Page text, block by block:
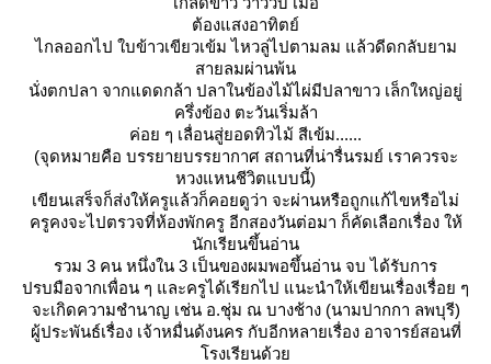
ต้องแสงอาทิตย์
ไกลออกไป ใบข้าวเขียวเข้ม ไหวลู่ไปตามลม แล้วดีดกลับยาม
สายลมผ่านพ้น
นั่งตกปลา จากแดดกล้า ปลาในข้องไม้ไผ่มีปลาขาว เล็กใหญ่อยู่
ครึ่งข้อง ตะวันเริ่มล้า
ค่อย ๆ เลื่อนสู่ยอดทิวไม้ สีเข้ม......
(จุดหมายคือ บรรยายบรรยากาศ สถานที่น่ารื่นรมย์ เราควรจะ
หวงแหนชีวิตแบบนี้)
เขียนเสร็จก็ส่งให้ครูแล้วก็คอยดูว่า จะผ่านหรือถูกแก้ไขหรือไม่
ครูคงจะไปตรวจที่ห้องพักครู อีกสองวันต่อมา ก็คัดเลือกเรื่อง ให้
นักเรียนขึ้นอ่าน
รวม 3 คน หนึ่งใน 3 เป็นของผมพอขึ้นอ่าน จบ ได้รับการ
ปรบมือจากเพื่อน ๆ และครูได้เรียกไป แนะนำให้เขียนเรื่องเรื่อย ๆ
จะเกิดความชำนาญ เช่น อ.ชุ่ม ณ บางช้าง (นามปากกา ลพบุรี)
ผู้ประพันธ์เรื่อง เจ้าหมื่นด้งนคร กับอีกหลายเรื่อง อาจารย์สอนที่
รงเรียนด้ว